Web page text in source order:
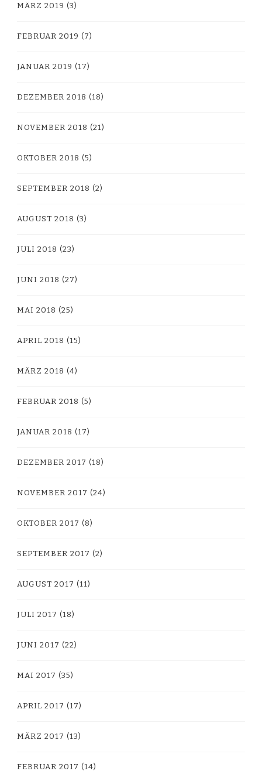
MÄRZ 2019 (3)
FEBRUAR 2019 (7)
JANUAR 2019 (17)
DEZEMBER 2018 (18)
NOVEMBER 2018 (21)
OKTOBER 2018 (5)
SEPTEMBER 2018 (2)
AUGUST 2018 (3)
JULI 2018 (23)
JUNI 2018 (27)
MAI 2018 (25)
APRIL 2018 (15)
MÄRZ 2018 (4)
FEBRUAR 2018 (5)
JANUAR 2018 (17)
DEZEMBER 2017 (18)
NOVEMBER 2017 (24)
OKTOBER 2017 (8)
SEPTEMBER 2017 (2)
AUGUST 2017 (11)
JULI 2017 (18)
JUNI 2017 (22)
MAI 2017 (35)
APRIL 2017 (17)
MÄRZ 2017 (13)
FEBRUAR 2017 (14)